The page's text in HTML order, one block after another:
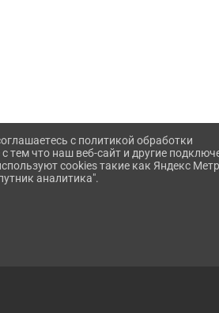
с политикой обработки
тем что наш веб-сайт и другие
cookies такие как Яндекс
аналитика".